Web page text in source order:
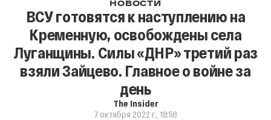
НОВОСТИ
ВСУ готовятся к наступлению на
Кременную, освобождены села
Луганщины. Силы «ДНР» третий раз
взяли Зайцево. Главное о войне за
день
The Insider
7 октября 2022 г., 18:58